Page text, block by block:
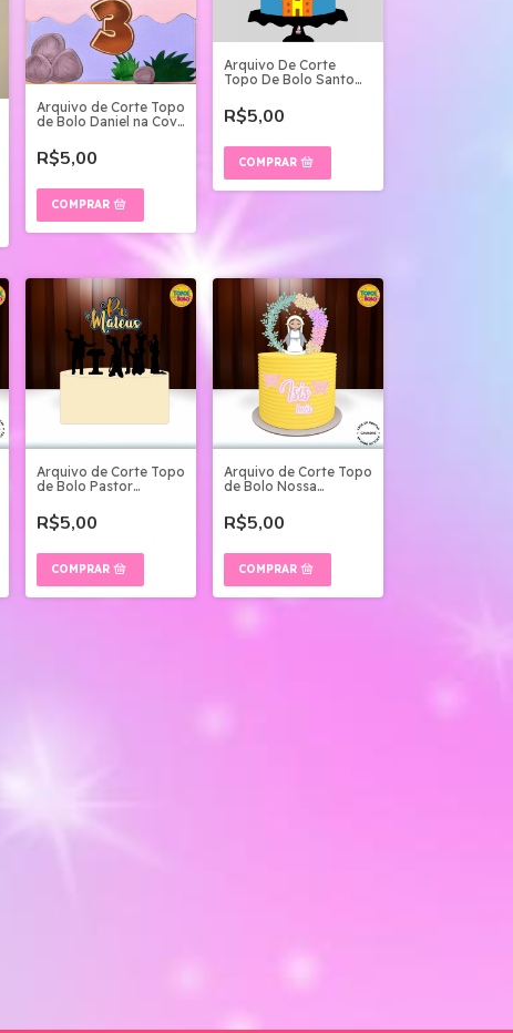
Arquivo de Corte Topo
de Bolo Daniel na Cova
R$5,00
Arquivo De Corte
Topo De Bolo Santo
R$5,00
Arquivo de Corte Topo
de Bolo Pastor
R$5,00
Arquivo de Corte Topo
de Bolo Nossa
R$5,00